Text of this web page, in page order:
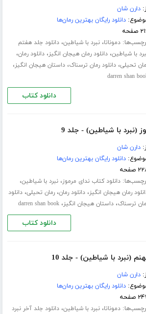
دارن شان
دانلود رایگان بهترین رمان‌ها
دموناتا،نبرد با شیاطین،دانلود جلد هفتم
با شیاطین،دانلود رمان هیجان انگیز،دانلود رمان،
تحیلی،دانلود رمان ترسناک،داستان هیجان انگیز،
darren shan
دانلود کتاب
(نبرد با شیاطین) - جلد 9
دارن شان
دانلود رایگان بهترین رمان‌ها
صفحه
دانلود کتاب ندای مرموز،نبرد با شیاطین،
رمان هیجان انگیز،دانلود رمان،رمان تحیلی،دانلود
ترسناک،داستان هیجان انگیز،darren shan book
دانلود کتاب
(نبرد با شیاطین) - جلد 10
دارن شان
دانلود رایگان بهترین رمان‌ها
صفحه
دموناتا،نبرد با شیاطین،دانلود جلد آخر نبرد